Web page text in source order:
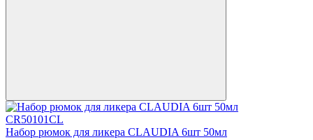
CR50101CL
Набор рюмок для ликера CLAUDIA 6шт 50мл